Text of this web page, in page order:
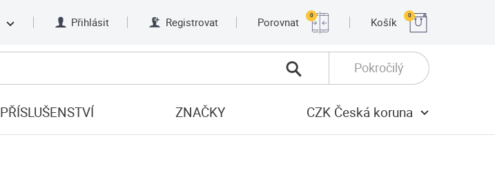
Přihlásit Registrovat Porovnat
0
Košík
0
Pokročilý
PŘÍSLUŠENSTVÍ ZNAČKY CZK Česká koruna